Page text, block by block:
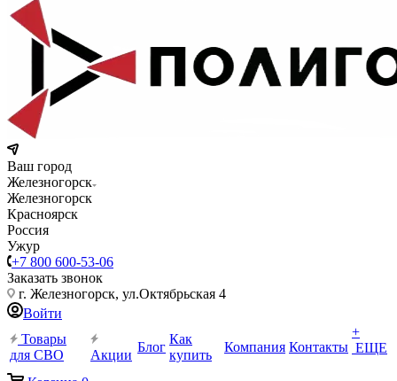
Ваш город
Железногорск
Железногорск
Красноярск
Россия
Ужур
+7 800 600-53-06
Заказать звонок
г. Железногорск, ул.Октябрьская 4
Войти
Товары
для СВО
Акции
Блог
Как
купить
Компания Контакты
+
ЕЩЕ